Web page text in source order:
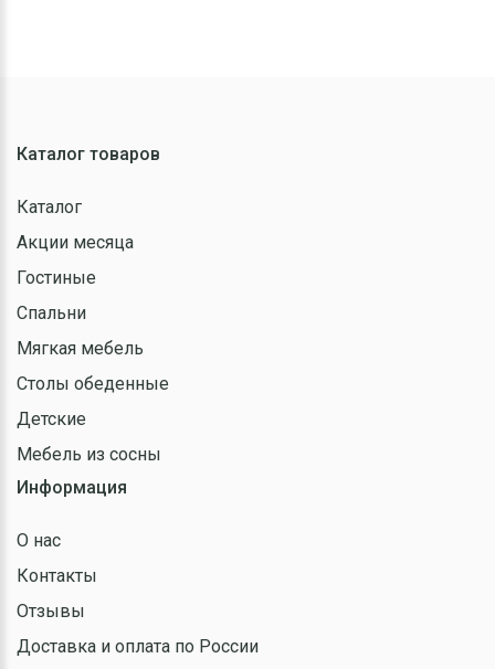
Каталог товаров
Каталог
Акции месяца
Гостиные
Спальни
Мягкая мебель
Столы обеденные
Детские
Мебель из сосны
Информация
О нас
Контакты
Отзывы
Доставка и оплата по России